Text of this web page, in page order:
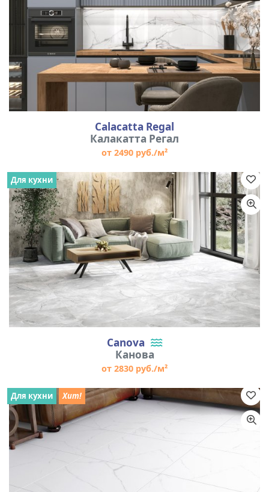
Calacatta Regal
Калакатта Регал
от 2490 руб./м²
Canova
Канова
от 2830 руб./м²
Для кухни
Для кухни Хит!